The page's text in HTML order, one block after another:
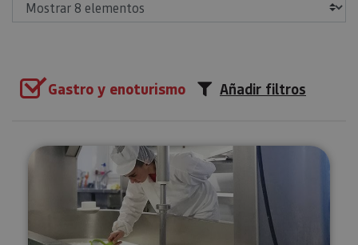
Gastro y enoturismo Añadir filtros
Visita guiada a la Quesería